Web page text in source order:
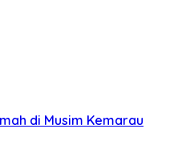
di Musim Kemarau